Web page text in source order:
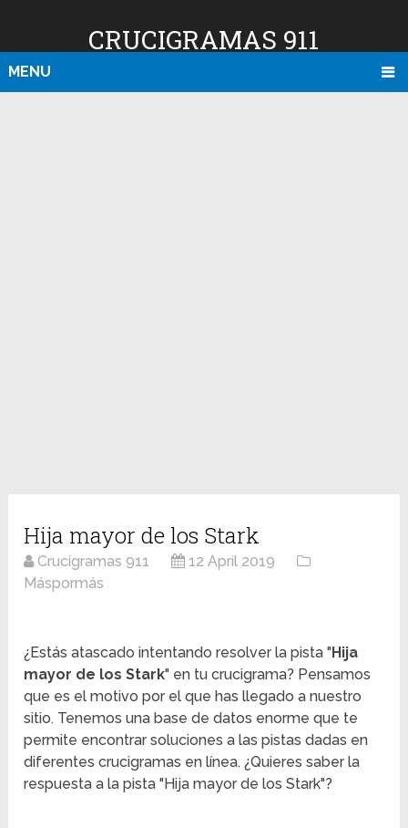
CRUCIGRAMAS 911
MENU
Hija mayor de los Stark
Crucigramas 911
12 April 2019
Máspormás
¿Estás atascado intentando resolver la pista "Hija
mayor de los Stark" en tu crucigrama? Pensamos
que es el motivo por el que has llegado a nuestro
sitio. Tenemos una base de datos enorme que te
permite encontrar soluciones a las pistas dadas en
diferentes crucigramas en línea. ¿Quieres saber la
respuesta a la pista "Hija mayor de los Stark"?